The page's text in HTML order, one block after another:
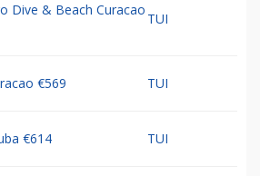
Dive & Beach Curacao
TUI
€569 TUI
€614 TUI